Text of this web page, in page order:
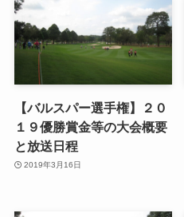
【バルスパー選手権】２０
１９優勝賞金等の大会概要
と放送日程
2019年3月16日